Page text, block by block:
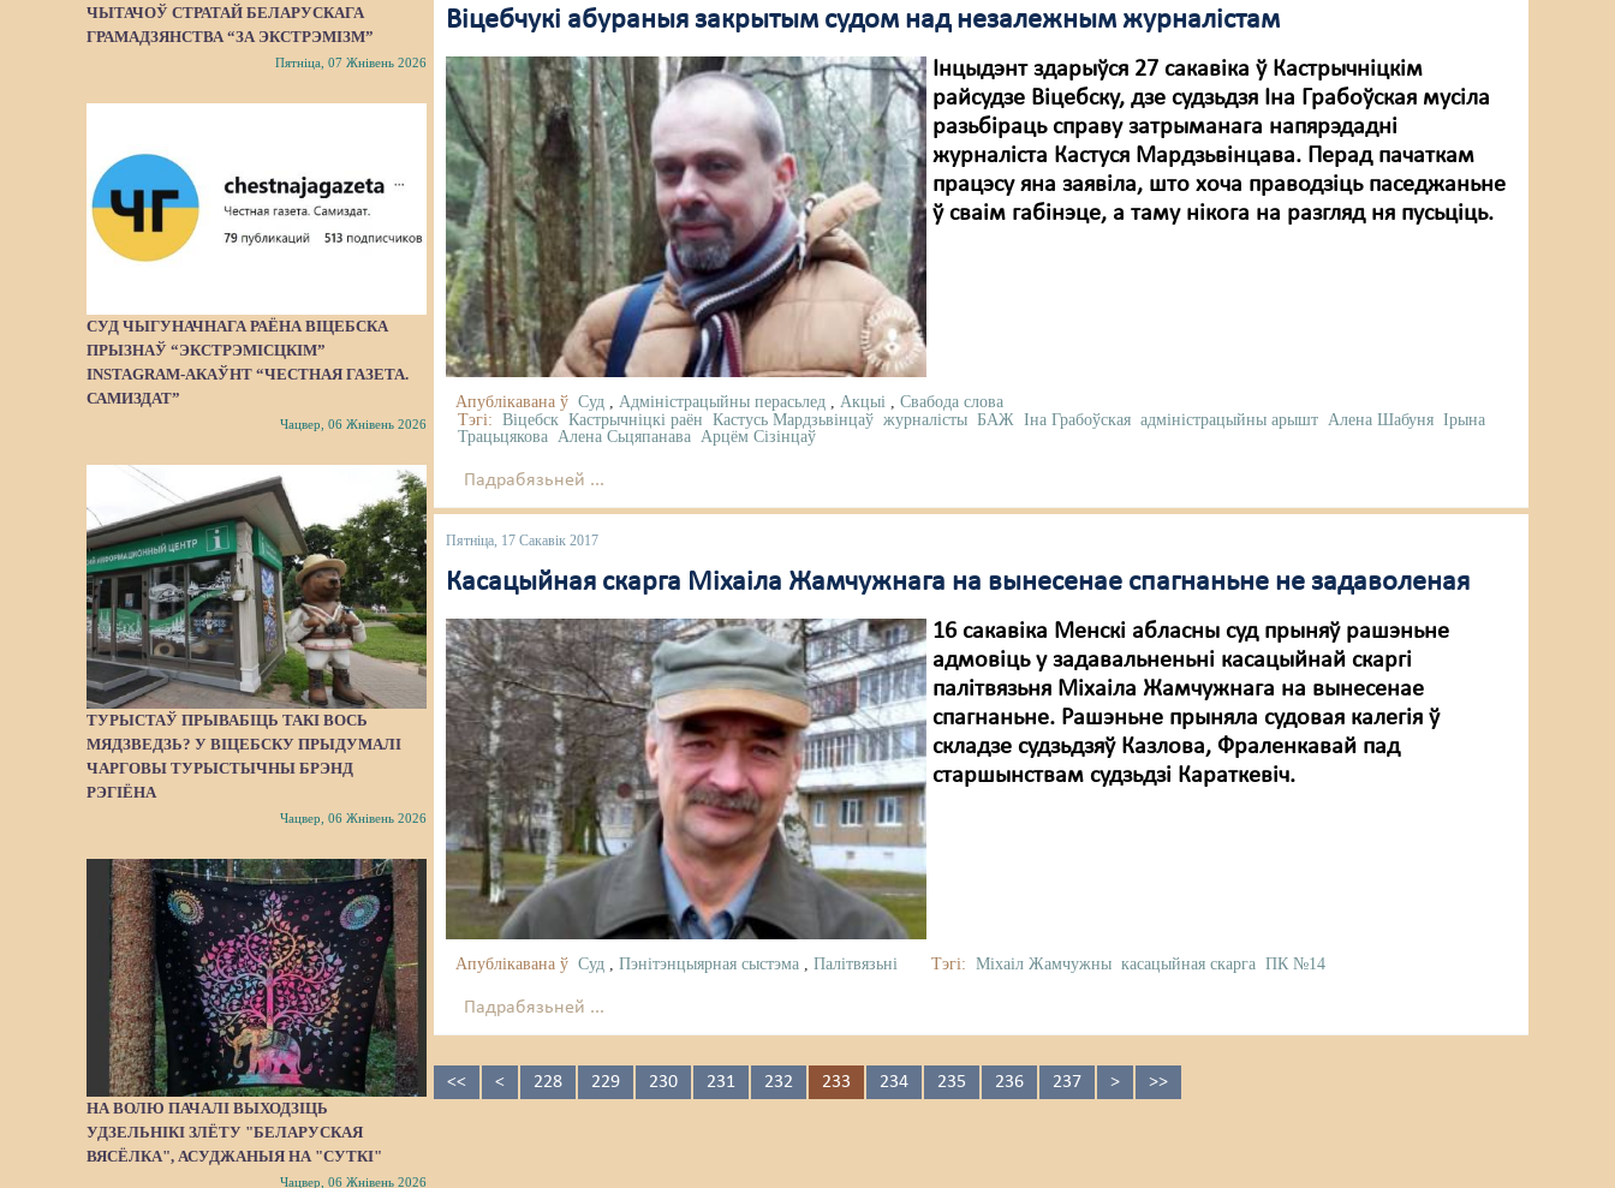
ЧЫТАЧОЎ СТРАТАЙ БЕЛАРУСКАГА
ГРАМАДЗЯНСТВА “ЗА ЭКСТРЭМІЗМ”
Пятніца, 07 Жнівень 2026
СУД ЧЫГУНАЧНАГА РАЁНА ВІЦЕБСКА
ПРЫЗНАЎ “ЭКСТРЭМІСЦКІМ”
INSTAGRAM-АКАЎНТ “ЧЕСТНАЯ ГАЗЕТА.
САМИЗДАТ”
Чацвер, 06 Жнівень 2026
ТУРЫСТАЎ ПРЫВАБІЦЬ ТАКІ ВОСЬ
МЯДЗВЕДЗЬ? У ВІЦЕБСКУ ПРЫДУМАЛІ
ЧАРГОВЫ ТУРЫСТЫЧНЫ БРЭНД
РЭГІЁНА
Чацвер, 06 Жнівень 2026
НА ВОЛЮ ПАЧАЛІ ВЫХОДЗІЦЬ
УДЗЕЛЬНІКІ ЗЛЁТУ "БЕЛАРУСКАЯ
ВЯСЁЛКА", АСУДЖАНЫЯ НА "СУТКІ"
Чацвер, 06 Жнівень 2026
Віцебчукі абураныя закрытым судом над незалежным журналістам
Інцыдэнт здарыўся 27 сакавіка ў Кастрычніцкім
райсудзе Віцебску, дзе судзьдзя Іна Грабоўская мусіла
разьбіраць справу затрыманага напярэдадні
журналіста Кастуся Мардзьвінцава. Перад пачаткам
працэсу яна заявіла, што хоча праводзіць паседжаньне
ў сваім габінэце, а таму нікога на разгляд ня пусьціць.
Апублікавана ў Суд ,Адміністрацыйны перасьлед ,Акцыі ,Свабода слова
Тэгі:
Віцебск Кастрычніцкі раён Кастусь Мардзьвінцаў журналісты БАЖ Іна Грабоўская адміністрацыйны арышт Алена Шабуня Ірына
Трацьцякова Алена Сьцяпанава Арцём Сізінцаў
Падрабязьней ...
Пятніца, 17 Сакавік 2017
Касацыйная скарга Міхаіла Жамчужнага на вынесенае спагнаньне не задаволеная
16 сакавіка Менскі абласны суд прыняў рашэньне
адмовіць у задавальненьні касацыйнай скаргі
палітвязьня Міхаіла Жамчужнага на вынесенае
спагнаньне. Рашэньне прыняла судовая калегія ў
складзе судзьдзяў Казлова, Фраленкавай пад
старшынствам судзьдзі Караткевіч.
Апублікавана ў Суд ,Пэнітэнцыярная сыстэма ,Палітвязьні Тэгі: Міхаіл Жамчужны касацыйная скарга ПК №14
Падрабязьней ...
<< < 228 229 230 231 232 233 234 235 236 237 > >>